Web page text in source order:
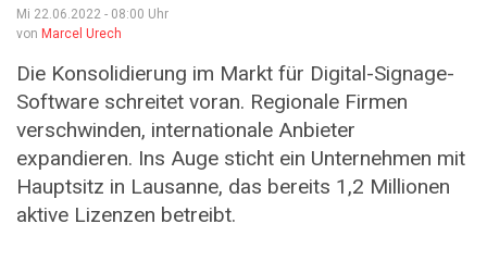
Mi 22.06.2022 - 08:00 Uhr
von Marcel Urech
Die Konsolidierung im Markt für Digital-Signage-
Software schreitet voran. Regionale Firmen
verschwinden, internationale Anbieter
expandieren. Ins Auge sticht ein Unternehmen mit
Hauptsitz in Lausanne, das bereits 1,2 Millionen
aktive Lizenzen betreibt.